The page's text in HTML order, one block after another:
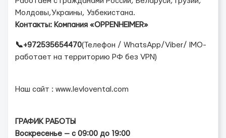
Молдовы,Украины, Узбекистана.
Контакты: Компания «OPPENHEIMER»
📞+972535654470(Телефон / WhatsApp/Viber/ IMO-
работает на территорию РФ без VPN)
Наш сайт : www.levlovental.com
ГРАФИК РАБОТЫ
Воскресенье — с 09:00 до 19:00